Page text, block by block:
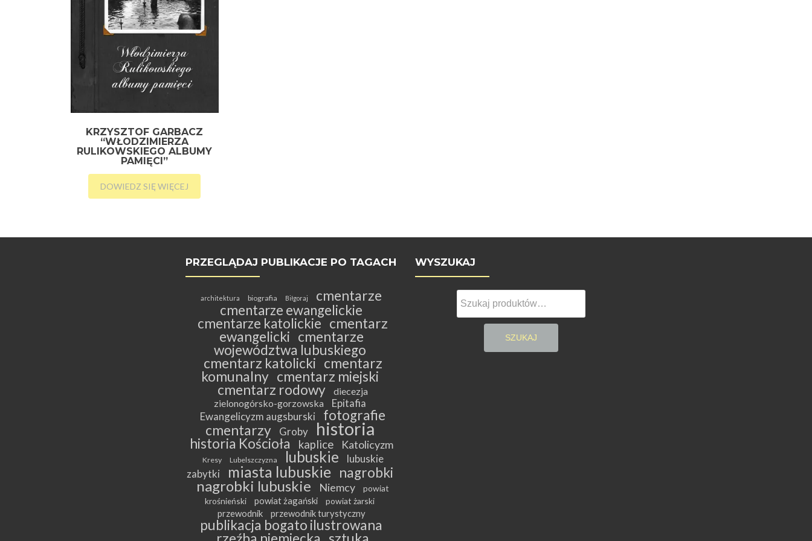
KRZYSZTOF GARBACZ
“WŁODZIMIERZA
RULIKOWSKIEGO ALBUMY
PAMIĘCI”
DOWIEDZ SIĘ WIĘCEJ
PRZEGLĄDAJ PUBLIKACJE PO TAGACH
architektura biografia Biłgoraj
cmentarze
cmentarze ewangelickie
cmentarze katolickie cmentarz
ewangelicki cmentarze
województwa lubuskiego
cmentarz katolicki cmentarz
komunalny cmentarz miejski
cmentarz rodowy
diecezja
zielonogórsko-gorzowska
Epitafia
Ewangelicyzm augsburski
fotografie
cmentarzy
Groby historia
historia Kościoła kaplice Katolicyzm
Kresy Lubelszczyzna lubuskie
lubuskie
zabytki
miasta lubuskie nagrobki
nagrobki lubuskie Niemcy
powiat
krośnieński
powiat żagański powiat żarski
przewodnik przewodnik turystyczny
publikacja bogato ilustrowana
WYSZUKAJ
Szukaj:
SZUKAJ